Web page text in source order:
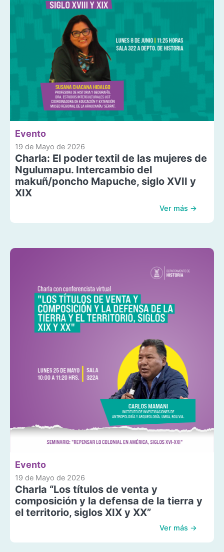
Evento
19 de Mayo de 2026
Charla: El poder textil de las mujeres de
Ngulumapu. Intercambio del
makuñ/poncho Mapuche, siglo XVII y
XIX
Ver más →
Evento
19 de Mayo de 2026
Charla “Los títulos de venta y
composición y la defensa de la tierra y
el territorio, siglos XIX y XX”
Ver más →